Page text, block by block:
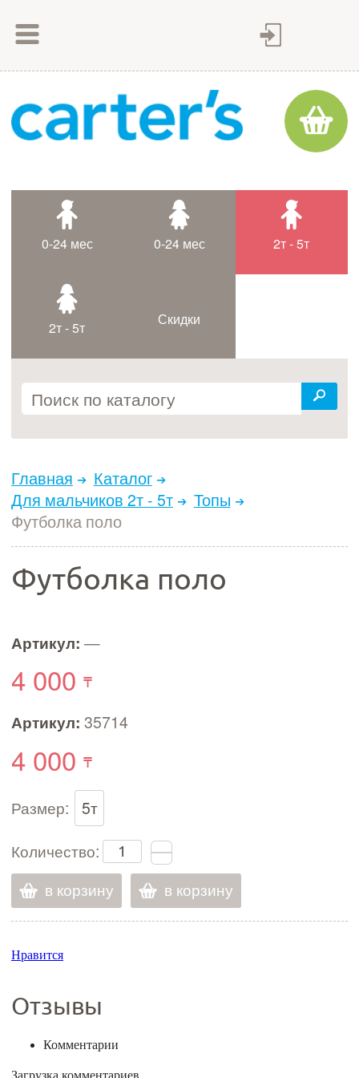
Как оплатить
Доставка товара
Контакты
0-24 мес 0-24 мес 2т - 5т
2т - 5т Скидки
Главная
Каталог
Для мальчиков 2т - 5т
Топы
Футболка поло
Футболка поло
Артикул: —
4 000
Артикул: 35714
4 000
Размер:
5т
Количество:
в корзину
в корзину
Нравится
Отзывы
Комментарии
Загрузка комментариев...